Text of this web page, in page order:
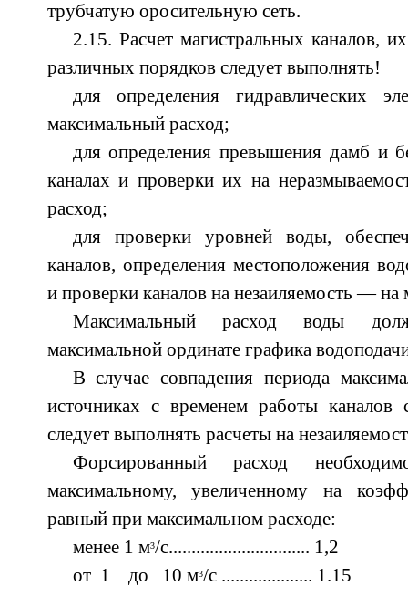
трубчатую оросительную сеть.
2.15. Расчет магистральных каналов,
различных порядков следует выполнять!
для определения гидравлических
максимальный расход;
для определения превышения дамб и
каналах и проверки их на
расход;
для проверки уровней воды,
каналов, определения местоположения
и проверки каналов на незаиляемость —
Максимальный расход воды
максимальной ординате графика
В случае совпадения периода
источниках с временем работы каналов
следует выполнять расчеты на
Форсированный расход
максимальному, увеличенному на
равный при максимальном расходе:
менее 1 м3/с............................... 1,2
от 1 до 10 м3/с .................... 1.15